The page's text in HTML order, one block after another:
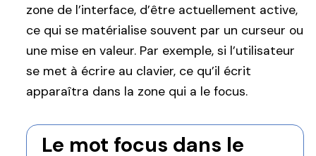
zone de l’interface, d’être actuellement active,
ce qui se matérialise souvent par un curseur ou
une mise en valeur. Par exemple, si l’utilisateur
se met à écrire au clavier, ce qu’il écrit
apparaîtra dans la zone qui a le focus.
Le mot focus dans le